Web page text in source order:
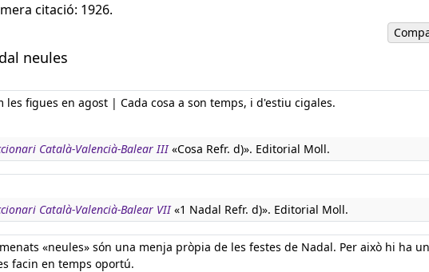
citació: 1926.
neules
les figues en agost | Cada cosa a son temps, i d'estiu cigales.
Català-Valencià-Balear III«Cosa Refr. d)». Editorial Moll.
Català-Valencià-Balear VII«1 Nadal Refr. d)». Editorial Moll.
«neules» són una menja pròpia de les festes de Nadal. Per això hi ha un
facin en temps oportú.